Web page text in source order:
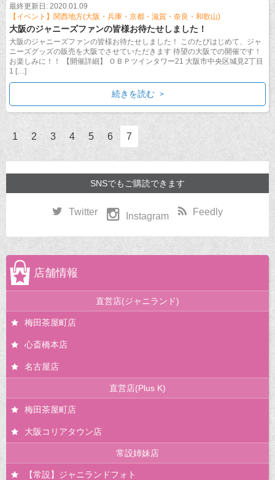
最終更新日: 2020.01.09
【イベント】関西地方(大阪・兵庫・京都・滋賀・奈良・和歌山)
大阪のジャニーズファンの皆様お待たせしました！
大阪のジャニーズファンの皆様お待たせしました！ このたびはじめて、ジャ
ニーズグッズの販売を大阪でさせていただきます 待望の大阪での開催です！
お楽しみに！！ 【開催詳細】 ＯＢＰツインタワー21 大阪市中央区城見2丁目
1 […]
続きを読む
1 2 3 4 5 6 7
SNSでもご購読できます
Twitter Instagram Feedly
店舗情報
直営店(ジャニランド)
梅田茶屋町店
心斎橋本店
名古屋店
直営店(Plus K)
梅田茶屋町店
大阪コリアタウン店
常設姉妹店
【常設】ジャニランドフォト